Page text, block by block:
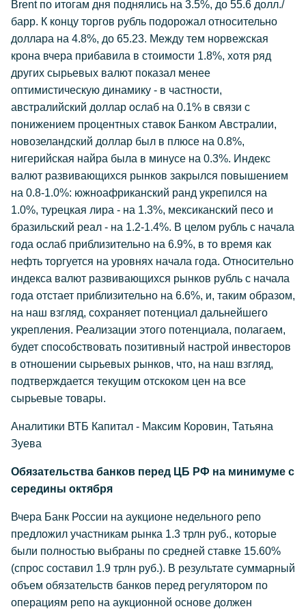
Brent по итогам дня поднялись на 3.5%, до 55.6 долл./
барр. К концу торгов рубль подорожал относительно
доллара на 4.8%, до 65.23. Между тем норвежская
крона вчера прибавила в стоимости 1.8%, хотя ряд
других сырьевых валют показал менее
оптимистическую динамику - в частности,
австралийский доллар ослаб на 0.1% в связи с
понижением процентных ставок Банком Австралии,
новозеландский доллар был в плюсе на 0.8%,
нигерийская найра была в минусе на 0.3%. Индекс
валют развивающихся рынков закрылся повышением
на 0.8-1.0%: южноафриканский ранд укрепился на
1.0%, турецкая лира - на 1.3%, мексиканский песо и
бразильский реал - на 1.2-1.4%. В целом рубль с начала
года ослаб приблизительно на 6.9%, в то время как
нефть торгуется на уровнях начала года. Относительно
индекса валют развивающихся рынков рубль с начала
года отстает приблизительно на 6.6%, и, таким образом,
на наш взгляд, сохраняет потенциал дальнейшего
укрепления. Реализации этого потенциала, полагаем,
будет способствовать позитивный настрой инвесторов
в отношении сырьевых рынков, что, на наш взгляд,
подтверждается текущим отскоком цен на все
сырьевые товары.
Аналитики ВТБ Капитал - Максим Коровин, Татьяна
Зуева
Обязательства банков перед ЦБ РФ на минимуме с
середины октября
Вчера Банк России на аукционе недельного репо
предложил участникам рынка 1.3 трлн руб., которые
были полностью выбраны по средней ставке 15.60%
(спрос составил 1.9 трлн руб.). В результате суммарный
объем обязательств банков перед регулятором по
операциям репо на аукционной основе должен